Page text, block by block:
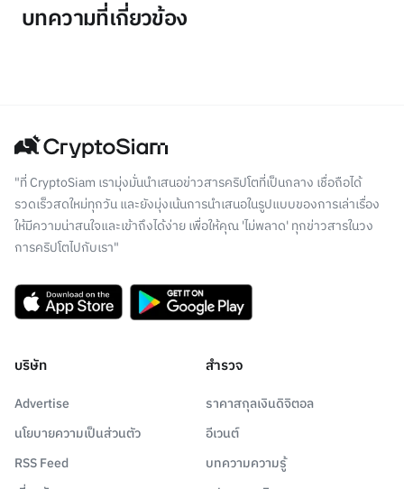
บทความที่เกี่ยวข้อง
"ที่ CryptoSiam เรามุ่งมั่นนำเสนอข่าวสารคริปโตที่เป็นกลาง เชื่อถือได้
รวดเร็วสดใหม่ทุกวัน และยังมุ่งเน้นการนำเสนอในรูปแบบของการเล่าเรื่อง
ให้มีความน่าสนใจและเข้าถึงได้ง่าย เพื่อให้คุณ 'ไม่พลาด' ทุกข่าวสารในวง
การคริปโตไปกับเรา"
บริษัท
Advertise
นโยบายความเป็นส่วนตัว
RSS Feed
สำรวจ
ราคาสกุลเงินดิจิตอล
อีเวนต์
บทความความรู้